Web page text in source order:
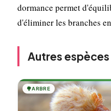
dormance permet
d'éliminer les branches
Autres
🌳ARBRE